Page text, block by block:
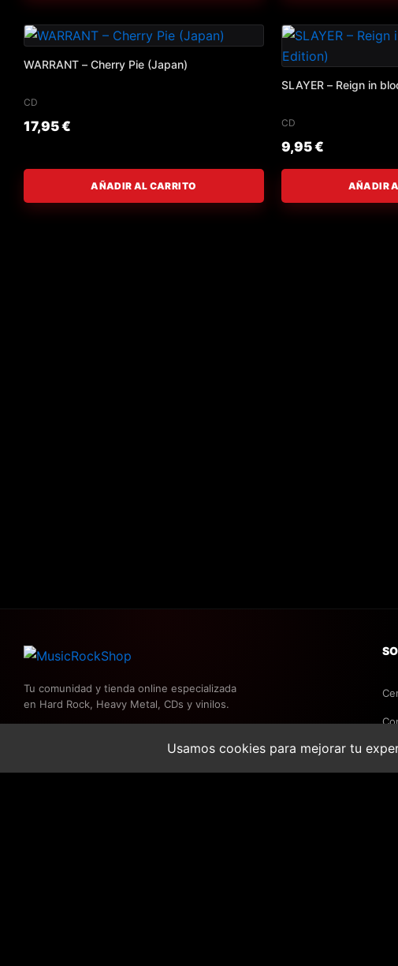
WARRANT – Cherry Pie (Japan)
CD
17,95€
AÑADIR AL CARRITO
SLAYER – Reign in
CD
9,95€
AÑADIR
Tu comunidad y tienda online especializada
en Hard Rock, Heavy Metal, CDs y vinilos.
Usamos cookies para mejorar tu
LEPPARD